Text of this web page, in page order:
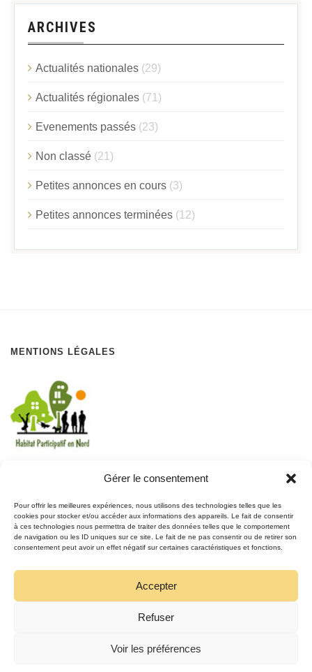
Gérer le consentement
Pour offrir les meilleures expériences, nous utilisons des technologies telles que les
cookies pour stocker et/ou accéder aux informations des appareils. Le fait de consentir
à ces technologies nous permettra de traiter des données telles que le comportement
de navigation ou les ID uniques sur ce site. Le fait de ne pas consentir ou de retirer son
consentement peut avoir un effet négatif sur certaines caractéristiques et fonctions.
Accepter
Refuser
Voir les préférences
ARCHIVES
Actualités nationales (29)
Actualités régionales (71)
Evenements passés (23)
Non classé (21)
Petites annonces en cours (3)
Petites annonces terminées (12)
MENTIONS LÉGALES
REJOIGNEZ-NOUS
SUR FACEBOOK